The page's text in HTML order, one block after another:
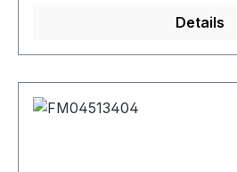
Details